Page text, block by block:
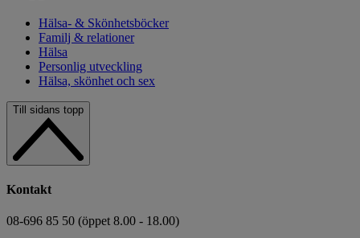
Hälsa- & Skönhetsböcker
Familj & relationer
Hälsa
Personlig utveckling
Hälsa, skönhet och sex
Till sidans topp
Kontakt
08-696 85 50 (öppet 8.00 - 18.00)